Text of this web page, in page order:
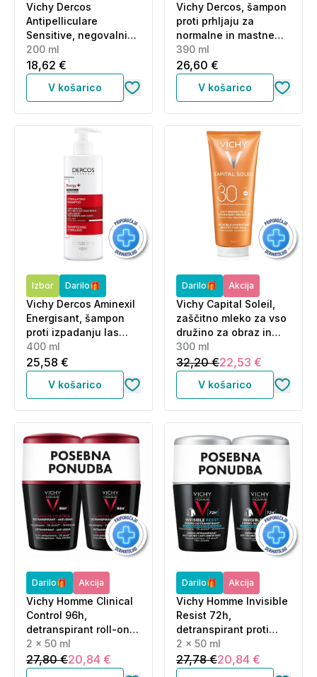
Vichy Dercos
Antipelliculare
Sensitive, negovalni
šampon proti prhljaju
za občutljive lase (200
ml)
200 ml
18,62 €
V košarico
Vichy Dercos, šampon
proti prhljaju za
normalne in mastne
lase (390 ml)
390 ml
26,60 €
V košarico
Izbor Darilo🎁
Vichy Dercos Aminexil
Energisant, šampon
proti izpadanju las
(400 ml)
400 ml
25,58 €
V košarico
Darilo🎁 Akcija
Vichy Capital Soleil,
zaščitno mleko za vso
družino za obraz in
telo ZF 30 (300 ml)
300 ml
32,20 €22,53 €
V košarico
Darilo🎁 Akcija
Vichy Homme Clinical
Control 96h,
detranspirant roll-on
proti neprijetnemu
vonju - paket (2 x 50
ml)
2 x 50 ml
27,80 €20,84 €
Darilo🎁 Akcija
Vichy Homme Invisible
Resist 72h,
detranspirant proti
madežem in
razdraženosti - roll-on
- paket (2 x 50 ml)
2 x 50 ml
27,78 €20,84 €